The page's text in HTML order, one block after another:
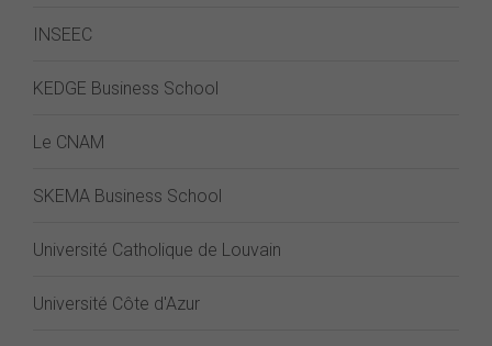
INSEEC
KEDGE Business School
Le CNAM
SKEMA Business School
Université Catholique de Louvain
Université Côte d'Azur